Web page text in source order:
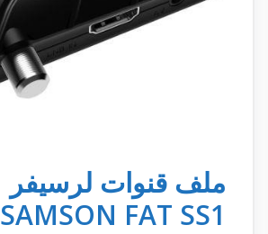
ملف قنوات لرسيفر
SAMSON FAT SS1